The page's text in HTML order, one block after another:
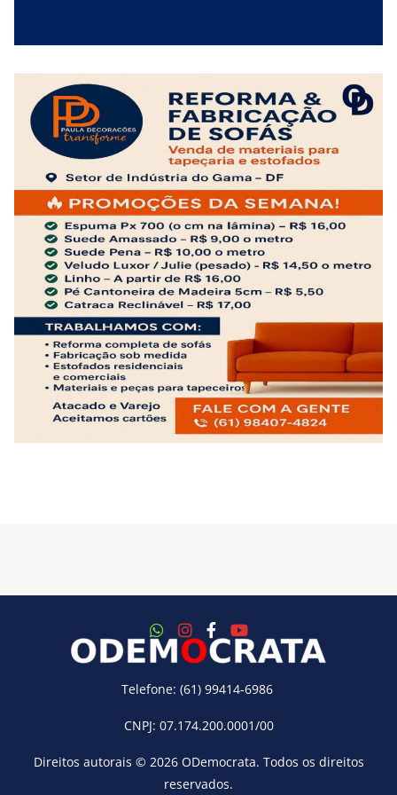
Telefone: (61) 99414-6986
CNPJ: 07.174.200.0001/00
Direitos autorais © 2026 ODemocrata. Todos os direitos
reservados.